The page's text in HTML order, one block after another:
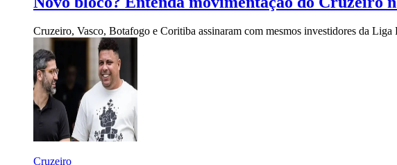
Cruzeiro, Vasco, Botafogo e Coritiba assinaram com mesmos investidores da Liga
Cruzeiro